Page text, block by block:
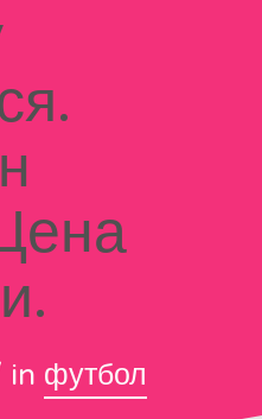
in футбол